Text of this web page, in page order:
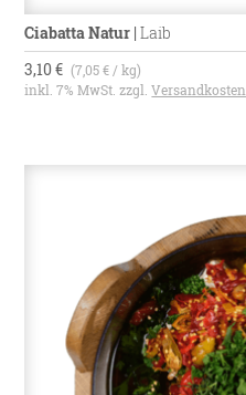
Ciabatta Natur |Laib
3,10 € (7,05 € / kg)
inkl. 7% MwSt. zzgl.Versandkosten